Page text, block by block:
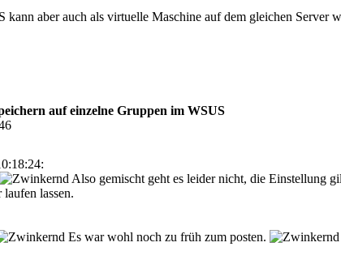
aber auch als virtuelle Maschine auf dem gleichen Server
auf einzelne Gruppen im WSUS
Also gemischt geht es leider nicht, die Einstellung
lassen.
Es war wohl noch zu früh zum posten.